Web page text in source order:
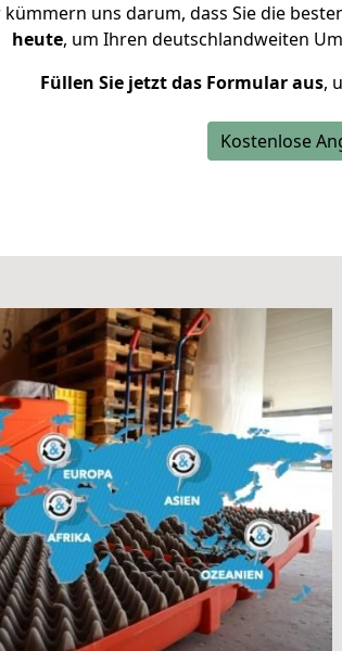
kümmern uns darum, dass Sie die
heute, um Ihren deutschlandweiten
Füllen Sie jetzt das Formular aus,
Kostenlose